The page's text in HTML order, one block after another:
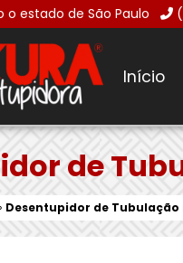
estado de São Paulo
Início
de
Desentupidor de